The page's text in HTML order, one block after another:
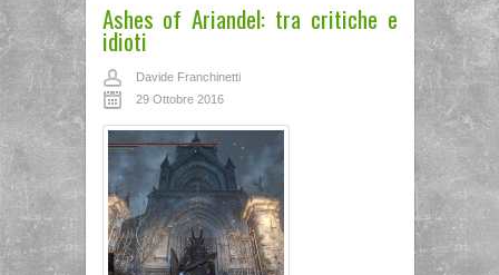
Ashes of Ariandel: tra critiche e
idioti
Davide Franchinetti
29 Ottobre 2016